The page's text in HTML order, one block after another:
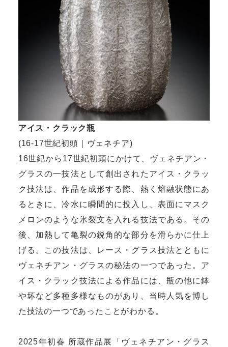
アイス・クラック瓶
(16-17世紀初頭｜ヴェネチア)
16世紀から17世紀初頭にかけて、ヴェネチアン・
グラスの一技法として創出されたアイス・クラッ
ク技法は、作品を成形する際、熱く熔融状態にあ
るときに、冷水に瞬間的に投入し、表面にマスク
メロンのような氷裂文を入れる技法である。その
後、加熱して亀裂の鋭角的な部分を滑らかに仕上
げる。この技法は、レース・グラス技法とともに
ヴェネチアン・グラスの秘法の一つであった。ア
イス・クラック技法による作品には、瓶の他に鉢
や坏など多種多様なものがあり、当時人気を博し
た技法の一つであったことがわかる。
2025年初春 所蔵作品展「ヴェネチアン・グラス